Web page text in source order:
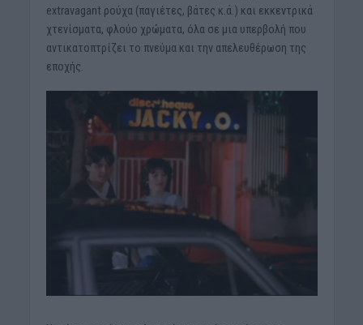
extravagant ρούχα (παγιέτες, βάτες κ.ά.) και εκκεντρικά
χτενίσματα, φλούο χρώματα, όλα σε μια υπερβολή που
αντικατοπτρίζει το πνεύμα και την απελευθέρωση της
εποχής.